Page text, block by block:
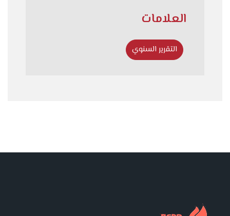
العلامات
التقرير السنوي